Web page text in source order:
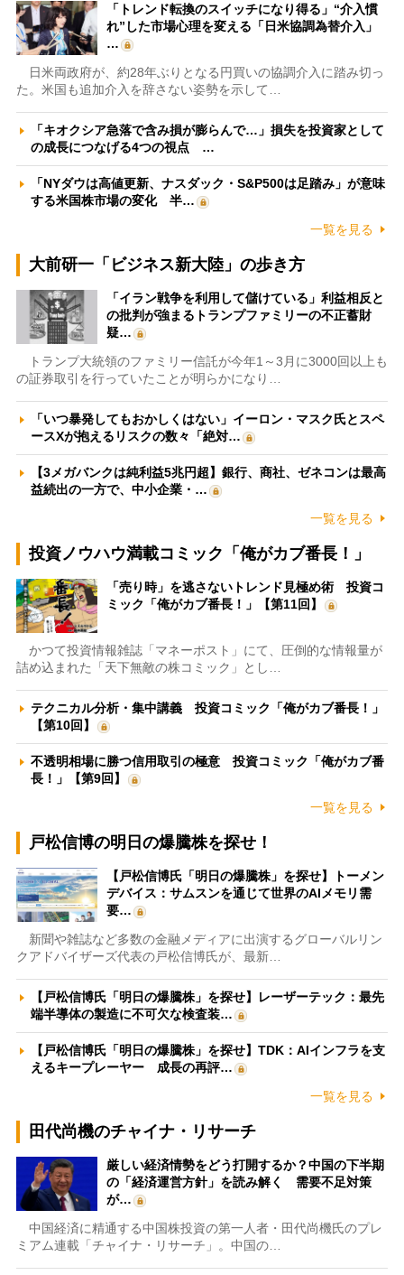
「トレンド転換のスイッチになり得る」“介入慣
れ”した市場心理を変える「日米協調為替介入」
…
日米両政府が、約28年ぶりとなる円買いの協調介入に踏み切っ
た。米国も追加介入を辞さない姿勢を示して…
「キオクシア急落で含み損が膨らんで…」損失を投資家として
の成長につなげる4つの視点 …
「NYダウは高値更新、ナスダック・S&P500は足踏み」が意味
する米国株市場の変化 半…
一覧を見る
大前研一「ビジネス新大陸」の歩き方
「イラン戦争を利用して儲けている」利益相反と
の批判が強まるトランプファミリーの不正蓄財
疑…
トランプ大統領のファミリー信託が今年1～3月に3000回以上も
の証券取引を行っていたことが明らかになり…
「いつ暴発してもおかしくはない」イーロン・マスク氏とスペ
ースXが抱えるリスクの数々「絶対…
【3メガバンクは純利益5兆円超】銀行、商社、ゼネコンは最高
益続出の一方で、中小企業・…
一覧を見る
投資ノウハウ満載コミック「俺がカブ番長！」
「売り時」を逃さないトレンド見極め術 投資コ
ミック「俺がカブ番長！」【第11回】
かつて投資情報雑誌「マネーポスト」にて、圧倒的な情報量が
詰め込まれた「天下無敵の株コミック」とし…
テクニカル分析・集中講義 投資コミック「俺がカブ番長！」
【第10回】
不透明相場に勝つ信用取引の極意 投資コミック「俺がカブ番
長！」【第9回】
一覧を見る
戸松信博の明日の爆騰株を探せ！
【戸松信博氏「明日の爆騰株」を探せ】トーメン
デバイス：サムスンを通じて世界のAIメモリ需
要…
新聞や雑誌など多数の金融メディアに出演するグローバルリン
クアドバイザーズ代表の戸松信博氏が、最新…
【戸松信博氏「明日の爆騰株」を探せ】レーザーテック：最先
端半導体の製造に不可欠な検査装…
【戸松信博氏「明日の爆騰株」を探せ】TDK：AIインフラを支
えるキープレーヤー 成長の再評…
一覧を見る
田代尚機のチャイナ・リサーチ
厳しい経済情勢をどう打開するか？中国の下半期
の「経済運営方針」を読み解く 需要不足対策
が…
中国経済に精通する中国株投資の第一人者・田代尚機氏のプレ
ミアム連載「チャイナ・リサーチ」。中国の…